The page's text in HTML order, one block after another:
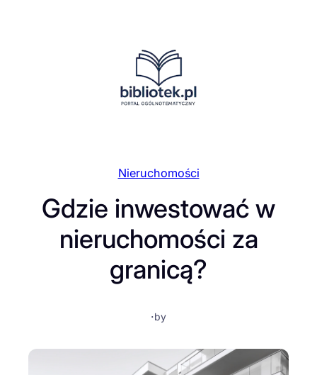
Nieruchomości
Gdzie inwestować w
nieruchomości za
granicą?
·by